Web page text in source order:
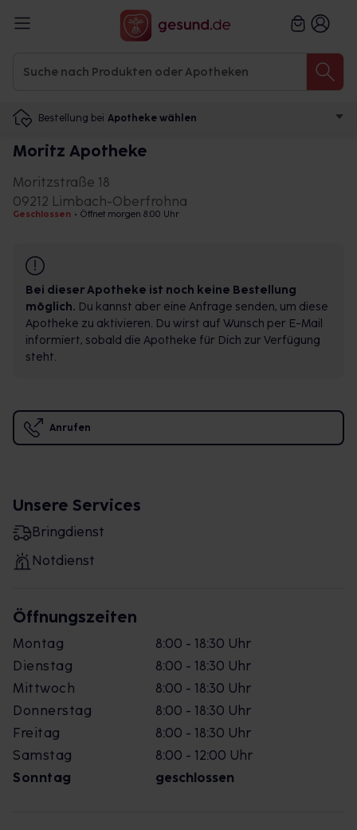
Bestellung bei Apotheke wählen
Moritz Apotheke
Moritzstraße 18
09212 Limbach-Oberfrohna
Geschlossen • Öffnet morgen 8:00 Uhr
Bei dieser Apotheke ist noch keine Bestellung
möglich. Du kannst aber eine Anfrage senden, um diese
Apotheke zu aktivieren. Du wirst auf Wunsch per E-Mail
informiert, sobald die Apotheke für Dich zur Verfügung
steht.
Anrufen
Unsere Services
Bringdienst
Notdienst
Öffnungszeiten
Montag
8:00 - 18:30 Uhr
Dienstag
8:00 - 18:30 Uhr
Mittwoch
8:00 - 18:30 Uhr
Donnerstag
8:00 - 18:30 Uhr
Freitag
8:00 - 18:30 Uhr
Samstag
8:00 - 12:00 Uhr
Sonntag
geschlossen